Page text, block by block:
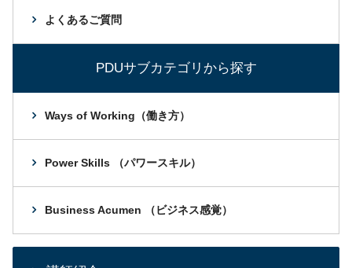
よくあるご質問
PDUサブカテゴリから探す
Ways of Working（働き方）
Power Skills （パワースキル）
Business Acumen （ビジネス感覚）